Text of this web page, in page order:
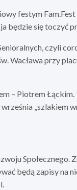
festym
będzie się toczyć
czyli
Wacława przy
– Piotrem
„szlakiem
Społecznego.
będą zapisy na